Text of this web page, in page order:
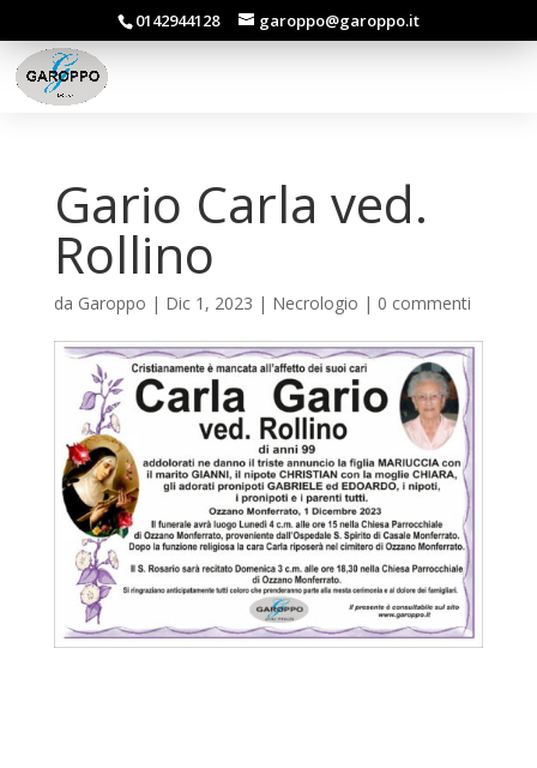
0142944128 garoppo@garoppo.it
Gario Carla ved.
Rollino
da Garoppo | Dic 1, 2023 | Necrologio | 0 commenti